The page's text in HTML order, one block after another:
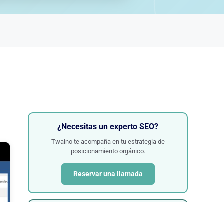
¿Necesitas un experto SEO?
Twaino te acompaña en tu estrategia de
posicionamiento orgánico.
Reservar una llamada